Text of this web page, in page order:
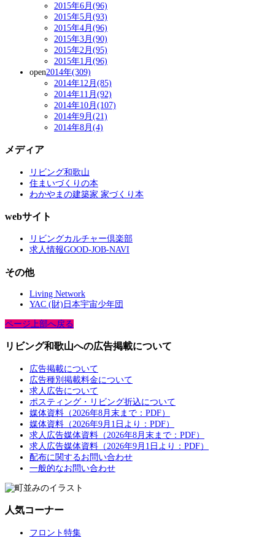
2015年6月(96)
2015年5月(93)
2015年4月(96)
2015年3月(90)
2015年2月(95)
2015年1月(96)
open2014年(309)
2014年12月(85)
2014年11月(92)
2014年10月(107)
2014年9月(21)
2014年8月(4)
メディア
リビング和歌山
住まいづくりの本
わかやまの建築家 家づくり本
webサイト
リビングカルチャー倶楽部
求人情報GOOD-JOB-NAVI
その他
Living Network
YAC (財)日本宇宙少年団
ページ上部へ戻る
リビング和歌山への広告掲載について
広告掲載について
広告種別掲載料金について
求人広告について
ポスティング・リビング折込について
媒体資料（2026年8月末まで：PDF）
媒体資料（2026年9月1日より：PDF）
求人広告媒体資料（2026年8月末まで：PDF）
求人広告媒体資料（2026年9月1日より：PDF）
配布に関するお問い合わせ
一般的なお問い合わせ
人気コーナー
フロント特集